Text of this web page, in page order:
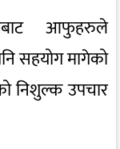
आफुहरुले
सहयोग मागेको
निशुल्क उपचार